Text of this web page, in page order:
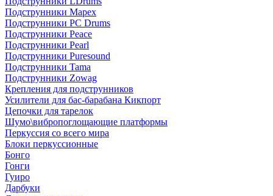
Подструнники Mapex
Подструнники PC Drums
Подструнники Peace
Подструнники Pearl
Подструнники Puresound
Подструнники Tama
Подструнники Zowag
Крепления для подструнников
Усилители для бас-барабана Кикпорт
Цепочки для тарелок
Шумо\вибропоглощающие платформы
Перкуссия со всего мира
Блоки перкуссионные
Бонго
Гонги
Гуиро
Дарбуки